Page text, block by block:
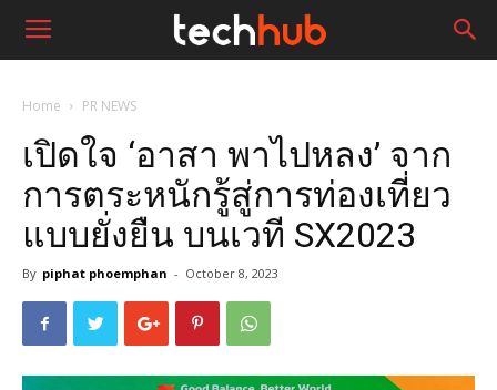
Home PR NEWS
เปิดใจ ‘อาสา พาไปหลง’ จาก
การตระหนักรู้สู่การท่องเที่ยว
แบบยั่งยืน บนเวที SX2023
By piphat phoemphan - October 8, 2023